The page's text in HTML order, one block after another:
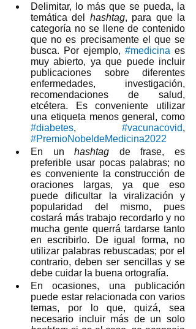
Delimitar, lo más que se pueda, la
temática del hashtag, para que la
categoría no se llene de contenido
que no es precisamente el que se
busca. Por ejemplo, #medicina es
muy abierto, ya que puede incluir
publicaciones sobre diferentes
enfermedades, investigación,
recomendaciones de salud,
etcétera. Es conveniente utilizar
#diabetes, #vacunacovid
#PremioNobeldeMedicina2022
En un hashtag de frase, es
preferible usar pocas palabras; no
es conveniente la construcción de
oraciones largas, ya que eso
puede dificultar la viralización y
popularidad del mismo, pues
costará más trabajo recordarlo y no
mucha gente querrá tardarse tanto
en escribirlo. De igual forma, no
utilizar palabras rebuscadas; por el
contrario, deben ser sencillas y se
debe cuidar la buena ortografía.
En ocasiones, una publicación
puede estar relacionada con varios
temas, por lo que, quizá, sea